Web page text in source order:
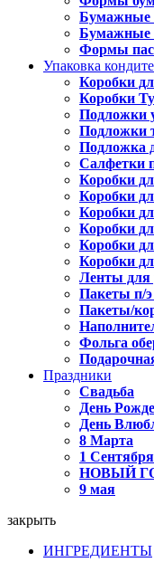
Бумажные
Бумажные
Формы
Упаковка
Коробки
Коробки
Подложки
Подложки
Подложка
Салфетки
Коробки
Коробки
Коробки
Коробки
Коробки
Коробки
Ленты для
Пакеты п/э
Пакеты/
Фольга
Праздники
Свадьба
День
День
8 Марта
1 Сентября
НОВЫЙ
9 мая
закрыть
ИНГРЕДИЕНТЫ